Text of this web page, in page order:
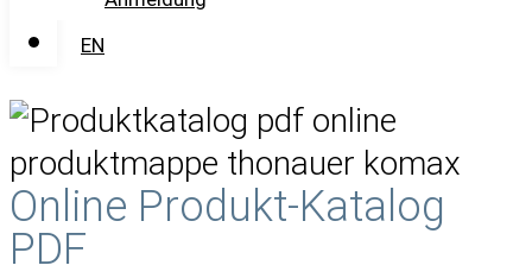
EN
Online Produkt-Katalog
PDF